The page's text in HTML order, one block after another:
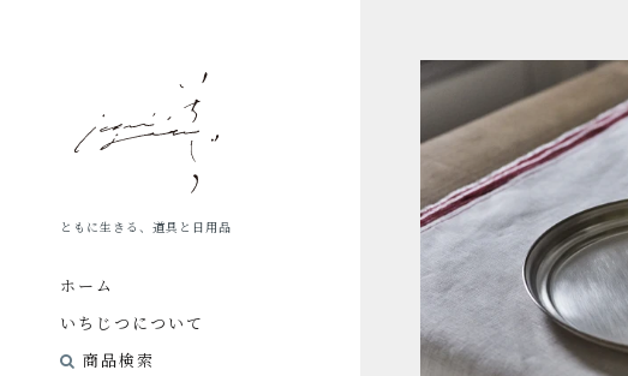
ともに生きる、道具と日用品
ホーム
いちじつについて
商品検索